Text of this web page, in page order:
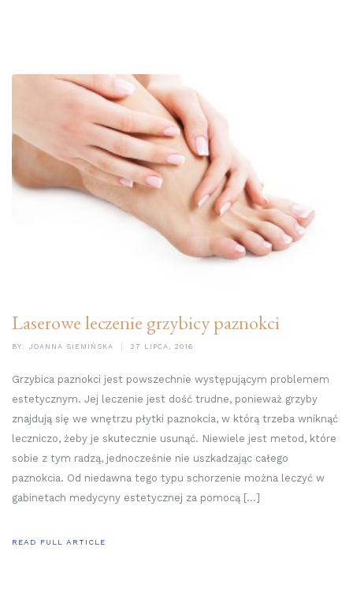
Laserowe leczenie grzybicy paznokci
BY: JOANNA SIEMIŃSKA 27 LIPCA, 2016
Grzybica paznokci jest powszechnie występującym problemem
estetycznym. Jej leczenie jest dość trudne, ponieważ grzyby
znajdują się we wnętrzu płytki paznokcia, w którą trzeba wniknąć
leczniczo, żeby je skutecznie usunąć. Niewiele jest metod, które
sobie z tym radzą, jednocześnie nie uszkadzając całego
paznokcia. Od niedawna tego typu schorzenie można leczyć w
gabinetach medycyny estetycznej za pomocą […]
READ FULL ARTICLE